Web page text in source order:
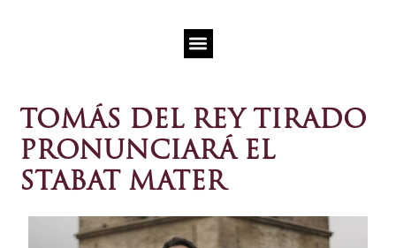
TOMÁS DEL REY TIRADO
PRONUNCIARÁ EL
STABAT MATER